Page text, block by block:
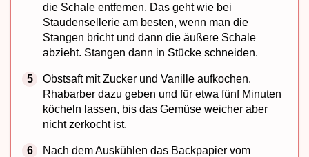
die Schale entfernen. Das geht wie bei
Staudensellerie am besten, wenn man die
Stangen bricht und dann die äußere Schale
abzieht. Stangen dann in Stücke schneiden.
Obstsaft mit Zucker und Vanille aufkochen.
Rhabarber dazu geben und für etwa fünf Minuten
köcheln lassen, bis das Gemüse weicher aber
nicht zerkocht ist.
Nach dem Auskühlen das Backpapier vom